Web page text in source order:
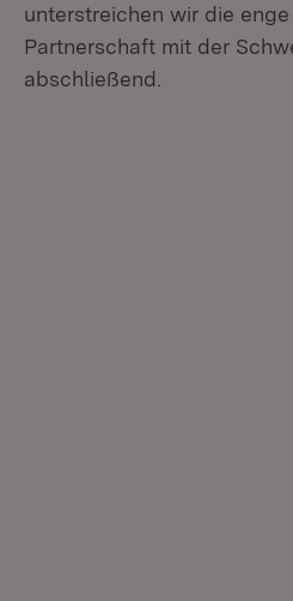
unterstreichen wir die
Partnerschaft mit der
abschließend.